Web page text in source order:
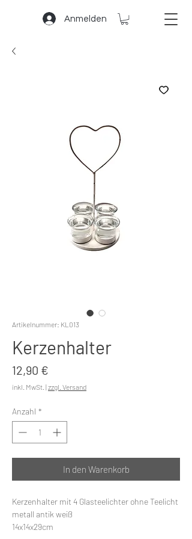
Anmelden
Artikelnummer: KL013
Kerzenhalter
12,90 €
inkl. MwSt. |zzgl. Versand
Anzahl *
In den Warenkorb
Kerzenhalter mit 4 Glasteelichter ohne Teelicht
metall antik weiß
14x14x29cm